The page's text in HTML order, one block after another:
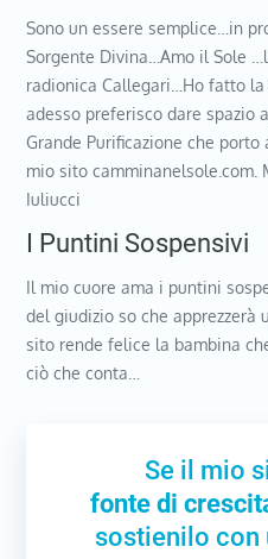
Sono un essere semplice…in
Sorgente Divina…Amo il Sole
radionica Callegari…Ho fatto la
adesso preferisco dare spazio
Grande Purificazione che porto
mio sito camminanelsole.com.
Iuliucci
I Puntini Sospensivi
Il mio cuore ama i puntini
del giudizio so che
sito rende felice la bambina
ciò che conta…
Se il mio
fonte di
sostienilo con